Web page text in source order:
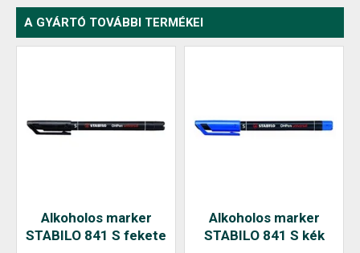
A GYÁRTÓ TOVÁBBI TERMÉKEI
Alkoholos marker
STABILO 841 S fekete
Alkoholos marker
STABILO 841 S kék